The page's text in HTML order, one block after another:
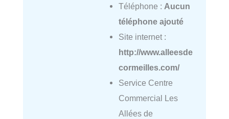
Téléphone : Aucun
téléphone ajouté
Site internet :
http://www.alleesde
cormeilles.com/
Service Centre
Commercial Les
Allées de